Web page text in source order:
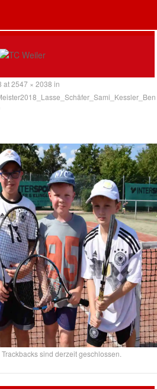
at2547 × 2038 in
sind derzeit geschlossen.